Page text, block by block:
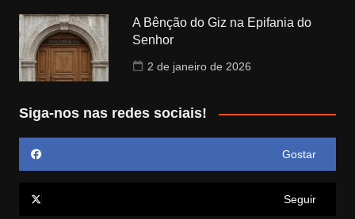
A Bênção do Giz na Epifania do
Senhor
2 de janeiro de 2026
Siga-nos nas redes sociais!
Gostar
Seguir